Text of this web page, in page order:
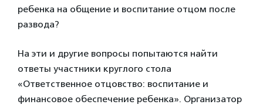
ребенка на общение и воспитание отцом после
развода?
На эти и другие вопросы попытаются найти
ответы участники круглого стола
«Ответственное отцовство: воспитание и
финансовое обеспечение ребенка». Организатор